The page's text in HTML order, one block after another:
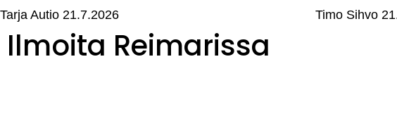
Tarja Autio 21.7.2026 Timo Sihvo
Ilmoita Reimarissa